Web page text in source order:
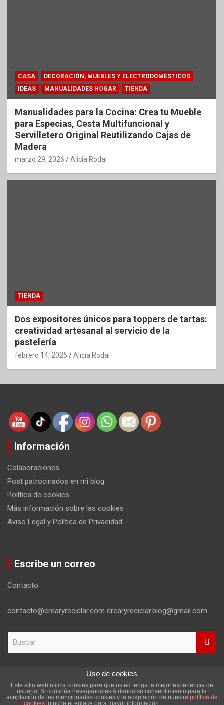
CASA
DECORACIÓN, MUEBLES Y ELECTRODOMÉSTICOS
IDEAS
MANUALIDADES HOGAR TIENDA
Manualidades para la Cocina: Crea tu Mueble
para Especias, Cesta Multifuncional y
Servilletero Original Reutilizando Cajas de
Madera
marzo 29, 2026 Alicia Rodal
TIENDA
Dos expositores únicos para toppers de tartas:
creatividad artesanal al servicio de la
pastelería
febrero 14, 2026 Alicia Rodal
Información
Colaboraciones
Post patrocinados en mi blog
Política de cookies
Más información sobre las cookies
Aviso Legal y Política de Privacidad
Escribe un correo
Contacto
contacto@crearyreciclar.com crearyreciclar.blog@gmail.com
c
Copyright ©2026
Aviso Legal y Política de Privacidad
Uso de cookies
Este sitio web utiliza cookies para que usted tenga la mejor experiencia de
usuario. Si continúa navegando está dando su consentimiento para la
aceptación de las mencionadas cookies y la aceptación de nuestra política de
cookies , pinche el enlace para mayor información.